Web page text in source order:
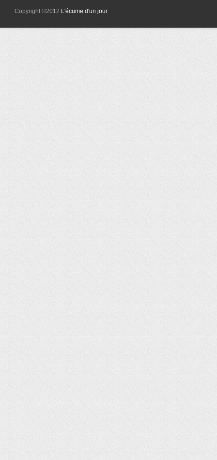
Copyright ©2012 L'écume d'un jour